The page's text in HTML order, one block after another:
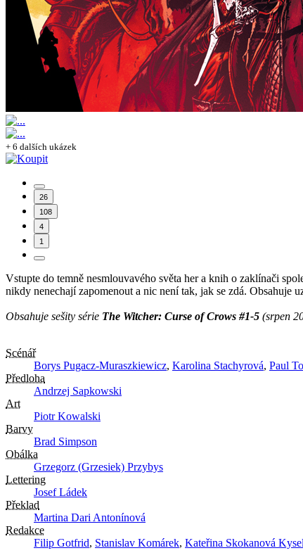
+ 6 dalších ukázek
26
108
4
1
Vstupte do temně nesmlouvavého světa her a knih o zaklínači
nikdy nenechají zapomenout a nic není tak, jak se zdá.
Obsahuje sešity série The Witcher: Curse of Crows #1-5 (srpen
Scénář
Borys Pugacz-Muraszkiewicz, Karolina Stachyrová, Paul
Předloha
Andrzej Sapkowski
Art
Piotr Kowalski
Barvy
Brad Simpson
Obálka
Grzegorz (Grzesiek) Przybys
Lettering
Josef Ládek
Překlad
Martina Dari Antonínová
Redakce
Filip Gotfrid, Stanislav Komárek, Kateřina Skokanová